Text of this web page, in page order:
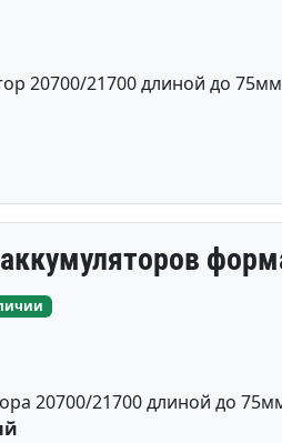
20700/21700 длиной до 75мм
20700/21700 длиной до